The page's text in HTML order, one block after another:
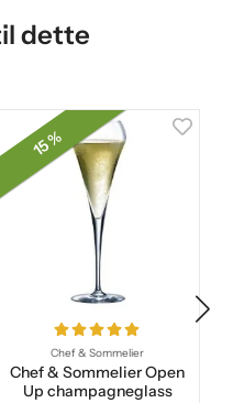
dette
15 %
Chef & Sommelier
Chef & Sommelier Open
Up champagneglass